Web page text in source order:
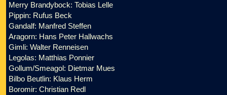
Merry Brandybock: Tobias Lelle
Pippin: Rufus Beck
Gandalf: Manfred Steffen
Aragorn: Hans Peter Hallwachs
Gimli: Walter Renneisen
Legolas: Matthias Ponnier
Gollum/Smeagol: Dietmar Mues
Bilbo Beutlin: Klaus Herm
Boromir: Christian Redl